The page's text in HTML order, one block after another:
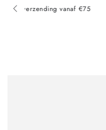
Shop nu,